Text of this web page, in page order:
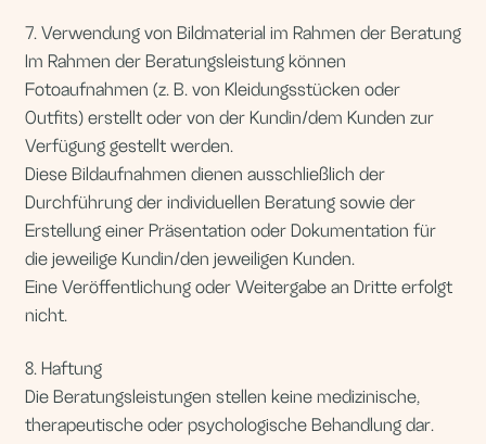
grober Fahrlässigkeit.
Bei leichter Fahrlässigkeit haftet die Anbieterin nur bei
Verletzung wesentlicher Vertragspflichten
(Kardinalpflichten) und nur in Höhe des vorhersehbaren,
vertragstypischen Schadens.
Die Haftungsbeschränkung gilt nicht bei Schäden aus
der Verletzung des Lebens, des Körpers oder der
Gesundheit sowie bei Ansprüchen nach dem
Produkthaftungsgesetz.
9. Vertraulichkeit
Alle im Rahmen der Beratung ausgetauschten
Informationen werden vertraulich behandelt.
Zusammenarbeit hinaus.
10. Nutzungsrechte